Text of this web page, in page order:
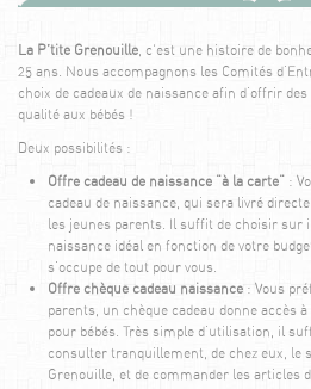
La P’tite Grenouille, c’est une histoire de
25 ans. Nous accompagnons les Comités
choix de cadeaux de naissance afin d'offrir
qualité aux bébés !
Deux possibilités :
Offre cadeau de naissance "à la carte"​ :
cadeau de naissance, qui sera livré
les jeunes parents. Il suffit de choisir sur
naissance idéal en fonction de votre
s'occupe de tout pour vous.
Offre chèque cadeau naissance : Vous
parents, un chèque cadeau donne accès
pour bébés. Très simple d'utilisation, il
consulter tranquillement, de chez eux, le
Grenouille, et de commander les articles